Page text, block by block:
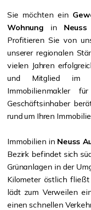
Sie möchten ein
Wohnung in
Profitieren Sie von
unserer regionalen
vielen Jahren
und Mitglied im
Immobilienmakler
Geschäftsinhaber
rund um Ihren
Immobilien in Neuss
Bezirk befindet sich
Grünanlagen in der
Kilometer östlich
lädt zum Verweilen
einen schnellen